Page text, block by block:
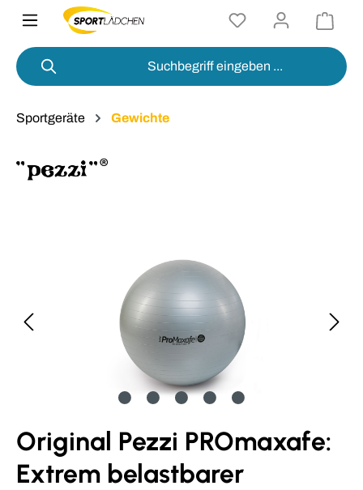
springen
Sportgeräte Gewichte
Original Pezzi PROmaxafe:
Extrem belastbarer